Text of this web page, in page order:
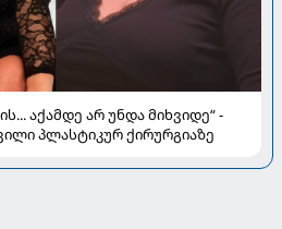
აქამდე არ უნდა მიხვიდე“ -
პლასტიკურ ქირურგიაზე